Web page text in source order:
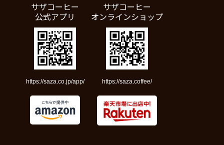
サザコーヒー
公式アプリ
https://saza.co.jp/app/
サザコーヒー
オンラインショップ
https://saza.coffee/